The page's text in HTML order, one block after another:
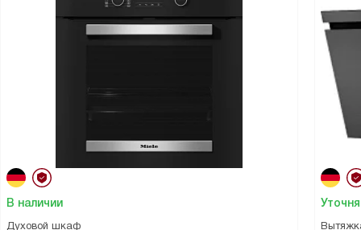
В наличии
Духовой шкаф